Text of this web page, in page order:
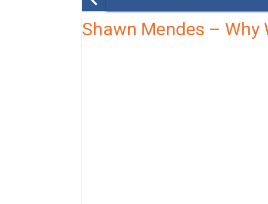
Shawn Mendes – Why